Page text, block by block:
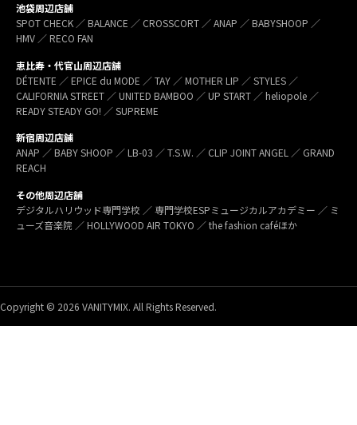
池袋周辺店舗
SPOT CHECK ／ BALANCE ／ CROSSCORT ／ ANAP ／ BABYSHOOP ／
HMV ／ RECO FAN
恵比寿・代官山周辺店舗
DÉTENTE ／ EPICE du MODE ／ TAY ／ MOTHER LIP ／ STYLES ／
CALIFORNIA STREET ／ UNITED BAMBOO ／ UP START ／ heliopole ／
READY STEADY GO! ／ SUPREME
新宿周辺店舗
ANAP ／ BABY SHOOP ／ LB-03 ／ T.S.W. ／ CLIP JOINT ANGEL ／ GRAND
REACH
その他周辺店舗
デジタルハリウッド専門学校 ／ 専門学校ESPミュージカルアカデミー ／ ミ
ューズ音楽院 ／ HOLLYWOOD AIR TOKYO ／ the fashion caféほか
Copyright © 2026 VANITYMIX. All Rights Reserved.